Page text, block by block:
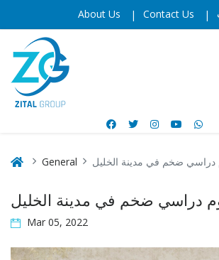
About Us | Contact Us |
General دراسي ضخم في مدينة الخليل
دراسي ضخم في مدينة الخليل
Mar 05, 2022